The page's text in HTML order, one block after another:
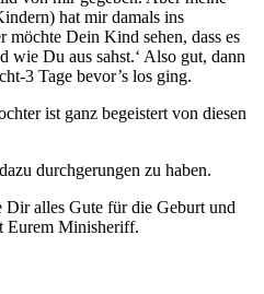
hat mir damals ins
möchte Dein Kind sehen, dass es
wie Du aus sahst.‘ Also gut, dann
3 Tage bevor’s los ging.
ist ganz begeistert von diesen
durchgerungen zu haben.
alles Gute für die Geburt und
Eurem Minisheriff.